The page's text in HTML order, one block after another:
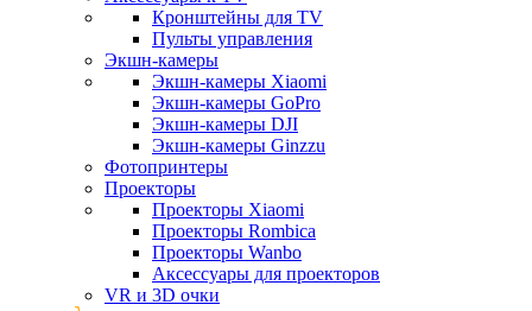
Кронштейны для TV
Пульты управления
Экшн-камеры
Экшн-камеры Xiaomi
Экшн-камеры GoPro
Экшн-камеры DJI
Экшн-камеры Ginzzu
Фотопринтеры
Проекторы
Проекторы Xiaomi
Проекторы Rombica
Проекторы Wanbo
Аксессуары для проекторов
VR и 3D очки